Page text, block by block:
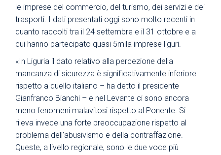
le imprese del commercio, del turismo, dei servizi e dei
trasporti. I dati presentati oggi sono molto recenti in
quanto raccolti tra il 24 settembre e il 31 ottobre e a
cui hanno partecipato quasi 5mila imprese liguri.
«In Liguria il dato relativo alla percezione della
mancanza di sicurezza è significativamente inferiore
rispetto a quello italiano – ha detto il presidente
Gianfranco Bianchi – e nel Levante ci sono ancora
meno fenomeni malavitosi rispetto al Ponente. Si
rileva invece una forte preoccupazione rispetto al
problema dell’abusivismo e della contraffazione.
Queste, a livello regionale, sono le due voce più